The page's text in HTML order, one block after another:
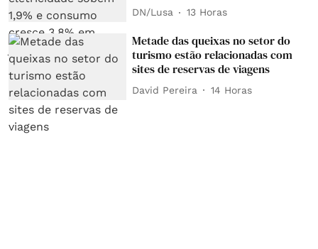
DN/Lusa 13 Horas
Metade das queixas no setor do
turismo estão relacionadas com
sites de reservas de viagens
David Pereira 14 Horas